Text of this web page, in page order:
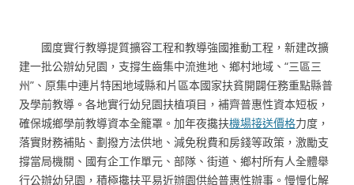
國度實行教導提質擴容工程和教導強國推動工程，新建改擴
建一批公辦幼兒園，支撐生齒集中流進地、鄉村地域、“三區三
州”、原集中連片特困地域縣和片區本國家扶貧開闢任務重點縣普
及學前教導。各地實行幼兒園扶植項目，補齊普惠性資本短板，
確保城鄉學前教導資本全籠罩。加年夜攙扶機場接送價格力度，
落實財務補貼、劃撥方法供地、減免稅費和房錢等政策，激勵支
撐當局機關、國有企工作單元、部隊、街道、鄉村所有人全體舉
行公辦幼兒園，積極攙扶平易近辦園供給普惠性辦事。慢慢化解